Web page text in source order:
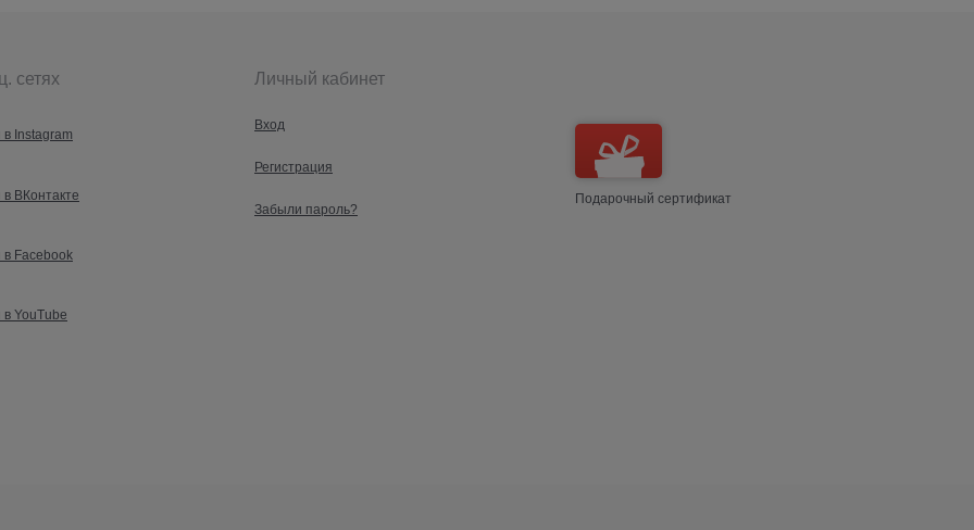
сетях
Instagram
ВКонтакте
Facebook
YouTube
Личный кабинет
Вход
Регистрация
Забыли пароль?
Подарочный сертификат